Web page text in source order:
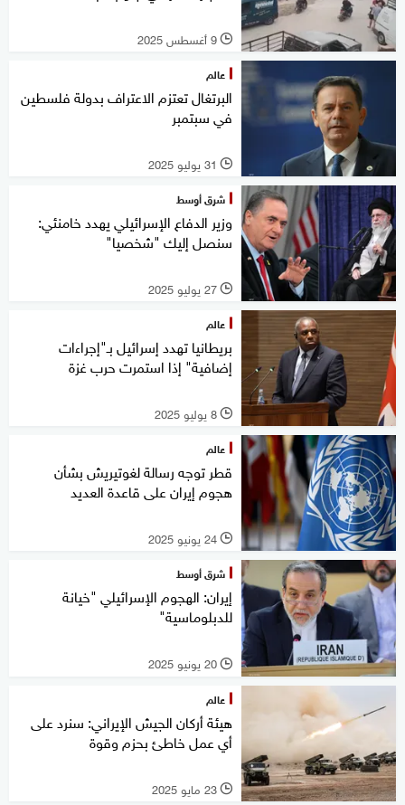
l 9 أغسطس 2025
عالم
البرتغال تعتزم الاعتراف بدولة فلسطين
في سبتمبر
l 31 يوليو 2025
شرق أوسط
وزير الدفاع الإسرائيلي يهدد خامنئي:
سنصل إليك "شخصيا"
l 27 يوليو 2025
عالم
بريطانيا تهدد إسرائيل بـ"إجراءات
إضافية" إذا استمرت حرب غزة
l 8 يوليو 2025
عالم
قطر توجه رسالة لغوتيريش بشأن
هجوم إيران على قاعدة العديد
l 24 يونيو 2025
شرق أوسط
إيران: الهجوم الإسرائيلي "خيانة
للدبلوماسية"
l 20 يونيو 2025
عالم
هيئة أركان الجيش الإيراني: سنرد على
أي عمل خاطئ بحزم وقوة
l 23 مايو 2025